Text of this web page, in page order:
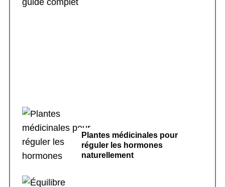
Plantes médicinales pour
réguler les hormones
naturellement